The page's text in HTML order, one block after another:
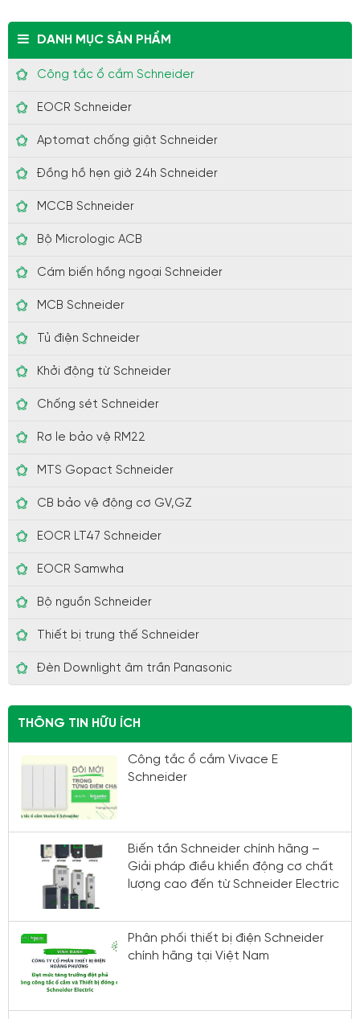
DANH MỤC SẢN PHẨM
Công tắc ổ cắm Schneider
EOCR Schneider
Aptomat chống giật Schneider
Đồng hồ hẹn giờ 24h Schneider
MCCB Schneider
Bộ Micrologic ACB
Cám biến hồng ngoại Schneider
MCB Schneider
Tủ điện Schneider
Khởi động từ Schneider
Chống sét Schneider
Rơ le bảo vệ RM22
MTS Gopact Schneider
CB bảo vệ động cơ GV,GZ
EOCR LT47 Schneider
EOCR Samwha
Bộ nguồn Schneider
Thiết bị trung thế Schneider
Đèn Downlight âm trần Panasonic
THÔNG TIN HỮU ÍCH
Công tắc ổ cắm Vivace E
Schneider
Biến tần Schneider chính hãng –
Giải pháp điều khiển động cơ chất
lượng cao đến từ Schneider Electric
Phân phối thiết bị điện Schneider
chính hãng tại Việt Nam